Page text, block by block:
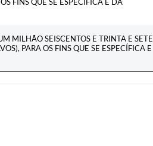
FINS QUE SE ESPECÍFICA E DÁ
MILHÃO SEISCENTOS E TRINTA E SETE
PARA OS FINS QUE SE ESPECÍFICA E